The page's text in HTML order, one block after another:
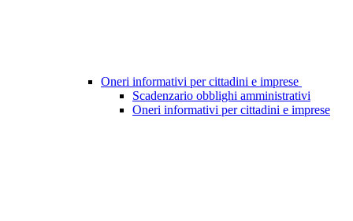
Oneri informativi per cittadini e imprese
Scadenzario obblighi amministrativi
Oneri informativi per cittadini e imprese